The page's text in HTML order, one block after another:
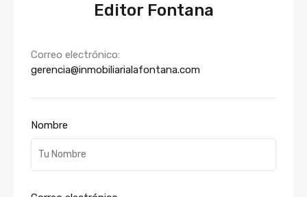
Editor Fontana
Correo electrónico:
gerencia@inmobiliarialafontana.com
Nombre